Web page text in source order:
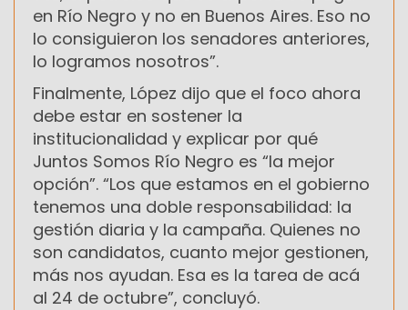
en Río Negro y no en Buenos Aires. Eso no
lo consiguieron los senadores anteriores,
lo logramos nosotros”.
Finalmente, López dijo que el foco ahora
debe estar en sostener la
institucionalidad y explicar por qué
Juntos Somos Río Negro es “la mejor
opción”. “Los que estamos en el gobierno
tenemos una doble responsabilidad: la
gestión diaria y la campaña. Quienes no
son candidatos, cuanto mejor gestionen,
más nos ayudan. Esa es la tarea de acá
al 24 de octubre”, concluyó.